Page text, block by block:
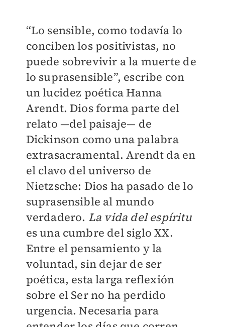
“Lo sensible, como todavía lo
conciben los positivistas, no
puede sobrevivir a la muerte de
lo suprasensible”, escribe con
un lucidez poética Hanna
Arendt. Dios forma parte del
relato —del paisaje— de
Dickinson como una palabra
extrasacramental. Arendt da en
el clavo del universo de
Nietzsche: Dios ha pasado de lo
suprasensible al mundo
verdadero. La vida del espíritu
es una cumbre del siglo XX.
Entre el pensamiento y la
voluntad, sin dejar de ser
poética, esta larga reflexión
sobre el Ser no ha perdido
urgencia. Necesaria para